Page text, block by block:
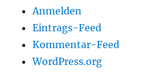
Anmelden
Eintrags-Feed
Kommentar-Feed
WordPress.org